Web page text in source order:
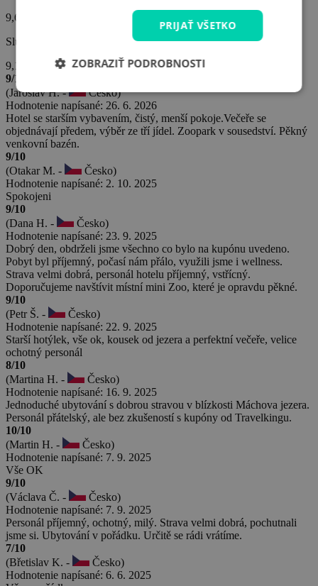
9,6
Služby hotela
9,1
9/10
(Jaroslav H. -
Česko)
Hodnotenie napísané: 26. 6. 2026
Hotel se starším vybavením, čistý, menší pokoje.Večeře se
objednávají předem, výběr ze tří jídel. Zoopark v sousedství. Pěkný
venkovní bazén.
9/10
(Otakar M. -
Česko)
Hodnotenie napísané: 2. 10. 2025
Spokojeni
9/10
(Dana H. -
Česko)
Hodnotenie napísané: 23. 9. 2025
Dobrý den, obdrželi jsme všechno co bylo na kupónu uvedeno.
Pobyt byl příjemný, počasí nám přálo, využili jsme i wellness.
Strava velmi dobrá, personál hotelu příjemný, vstřícný.
Doporučujeme navštívit místní mini Zoo, které je opravdu pěkné.
9/10
(Petr Š. -
Česko)
Hodnotenie napísané: 22. 9. 2025
Starší hotýlek, vše ok, kousek od jezera a perfektní večeře, velice
ochotný personál
8/10
(Martina H. -
Česko)
Hodnotenie napísané: 16. 9. 2025
Jednoduché ubytování s dobrou stravou v blízkosti Máchova jezera.
Personál přátelský, ale bez zkušeností s kupóny od Travelkingu.
10/10
(Martin H. -
Česko)
Hodnotenie napísané: 7. 9. 2025
Vše OK
9/10
(Václava Č. -
Česko)
Hodnotenie napísané: 7. 9. 2025
Personál příjemný, ochotný, milý. Strava velmi dobrá, pochutnali
jsme si. Ubytování v pořádku. Určitě se rádi vrátíme.
7/10
(Břetislav K. -
Česko)
Hodnotenie napísané: 6. 6. 2025
PRIJAŤ VŠETKO
ZOBRAZIŤ PODROBNOSTI